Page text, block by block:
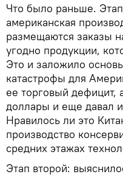
Что было раньше.
американская
размещаются заказы
угодно продукции,
Это и заложило
катастрофы для
ее торговый дефицит,
доллары и еще давал
Нравилось ли это
производство
средних этажах
Этап второй: